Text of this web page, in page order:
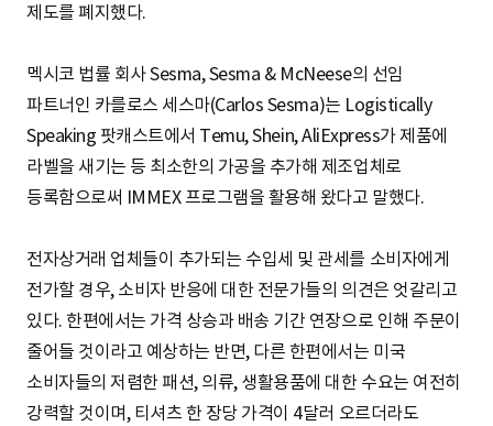
제도를 폐지했다.
멕시코 법률 회사 Sesma, Sesma & McNeese의 선임
파트너인 카를로스 세스마(Carlos Sesma)는 Logistically
Speaking 팟캐스트에서 Temu, Shein, AliExpress가 제품에
라벨을 새기는 등 최소한의 가공을 추가해 제조업체로
등록함으로써 IMMEX 프로그램을 활용해 왔다고 말했다.
전자상거래 업체들이 추가되는 수입세 및 관세를 소비자에게
전가할 경우, 소비자 반응에 대한 전문가들의 의견은 엇갈리고
있다. 한편에서는 가격 상승과 배송 기간 연장으로 인해 주문이
줄어들 것이라고 예상하는 반면, 다른 한편에서는 미국
소비자들의 저렴한 패션, 의류, 생활용품에 대한 수요는 여전히
강력할 것이며, 티셔츠 한 장당 가격이 4달러 오르더라도